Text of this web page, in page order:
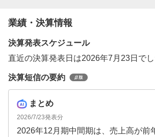
業績・決算情報
決算発表スケジュール
直近の決算発表日は2026年7月23日でし
決算短信の要約
まとめ
2026/7/23発表分
2026年12月期中間期は、売上高が前